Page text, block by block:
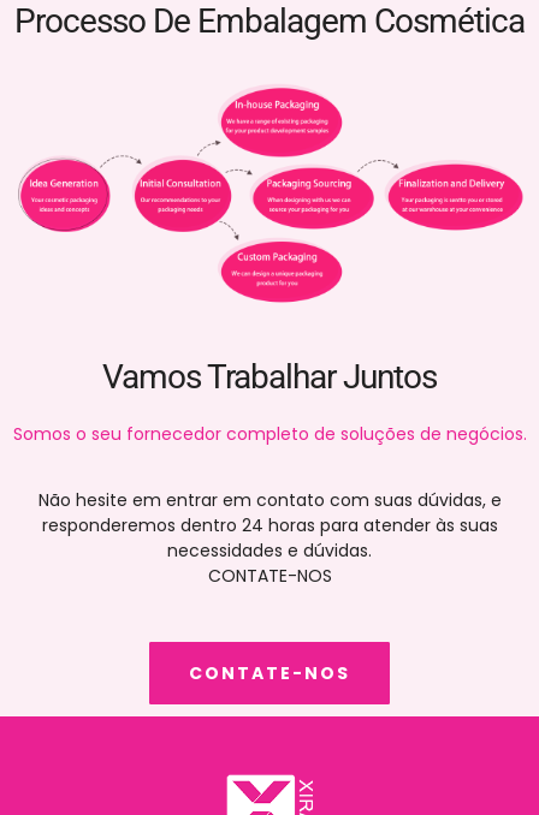
Processo De Embalagem Cosmética
Vamos Trabalhar Juntos
Somos o seu fornecedor completo de soluções de negócios.
Não hesite em entrar em contato com suas dúvidas, e
responderemos dentro 24 horas para atender às suas
necessidades e dúvidas.
CONTATE-NOS
CONTATE-NOS